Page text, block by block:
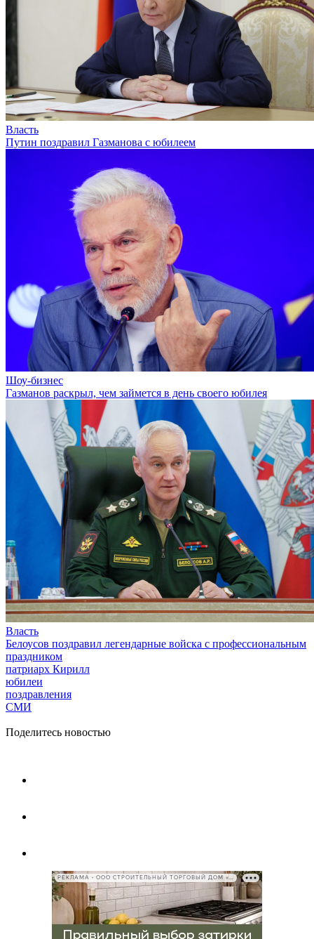
Власть
Путин поздравил Газманова с юбилеем
Шоу-бизнес
Газманов раскрыл, чем займется в день своего юбилея
Власть
Белоусов поздравил легендарные войска с профессиональным
праздником
патриарх Кирилл
юбилеи
поздравления
СМИ
Поделитесь новостью
РЕКЛАМА • ООО СТРОИТЕЛЬНЫЙ ТОРГОВЫЙ ДОМ «ПЕТРОВИЧ», ИНН 7802348846